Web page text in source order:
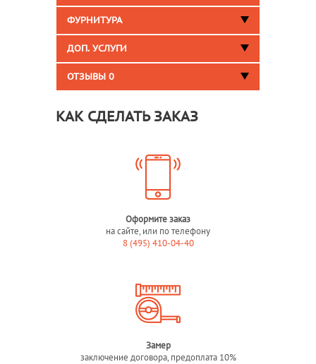
ФУРНИТУРА
ДОП. УСЛУГИ
ОТЗЫВЫ 0
КАК СДЕЛАТЬ ЗАКАЗ
Оформите заказ
на сайте, или по телефону
8 (495) 410-04-40
Замер
заключение договора, предоплата 10%